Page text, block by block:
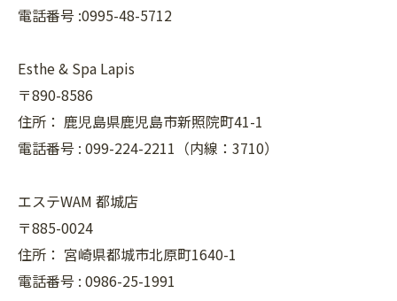
電話番号 :0995-48-5712
Esthe & Spa Lapis
〒890-8586
住所： 鹿児島県鹿児島市新照院町41-1
電話番号 : 099-224-2211（内線：3710）
エステWAM 都城店
〒885-0024
住所： 宮崎県都城市北原町1640-1
電話番号 : 0986-25-1991